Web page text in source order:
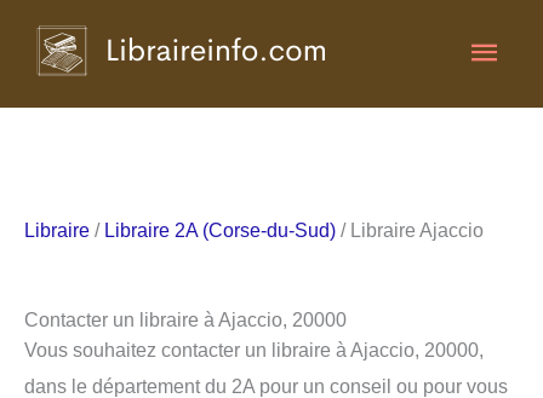
Libraire / Libraire 2A (Corse-du-Sud) / Libraire Ajaccio
Contacter un libraire à Ajaccio, 20000
Vous souhaitez contacter un libraire à Ajaccio, 20000,
dans le département du 2A pour un conseil ou pour vous